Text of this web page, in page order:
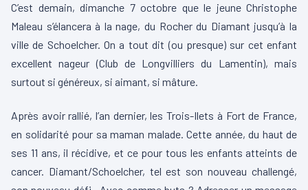
C’est demain, dimanche 7 octobre que le jeune Christophe
Maleau s’élancera à la nage, du Rocher du Diamant jusqu’à la
ville de Schoelcher. On a tout dit (ou presque) sur cet enfant
excellent nageur (Club de Longvilliers du Lamentin), mais
surtout si généreux, si aimant, si mâture.
Après avoir rallié, l’an dernier, les Trois-Ilets à Fort de France,
en solidarité pour sa maman malade. Cette année, du haut de
ses 11 ans, il récidive, et ce pour tous les enfants atteints de
cancer. Diamant/Schoelcher, tel est son nouveau challengé,